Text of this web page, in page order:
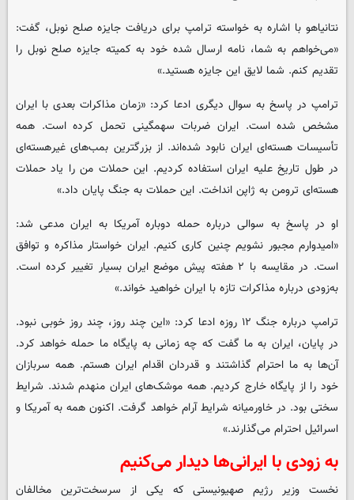
نتانیاهو با اشاره به خواسته ترامپ برای دریافت جایزه صلح نوبل، گفت:
«می‌خواهم به شما، نامه ارسال شده خود به کمیته جایزه صلح نوبل را
تقدیم کنم. شما لایق این جایزه هستید.»
ترامپ در پاسخ به سوال دیگری ادعا کرد: «زمان مذاکرات بعدی با ایران
مشخص شده است. ایران ضربات سهمگینی تحمل کرده است. همه
تأسیسات هسته‌ای ایران نابود شده‌اند. از بزرگترین بمب‌های غیرهسته‌ای
در طول تاریخ علیه ایران استفاده کردیم. این حملات من را یاد حملات
هسته‌ای ترومن به ژاپن انداخت. این حملات به جنگ پایان داد.»
او در پاسخ به سوالی درباره حمله دوباره آمریکا به ایران مدعی شد:
«امیدوارم مجبور نشویم چنین کاری کنیم. ایران خواستار مذاکره و توافق
است. در مقایسه با ۲ هفته پیش موضع ایران بسیار تغییر کرده است.
به‌زودی درباره مذاکرات تازه با ایران خواهید خواند.»
ترامپ درباره جنگ ۱۲ روزه ادعا کرد: «این چند روز، چند روز خوبی نبود.
در پایان، ایران به ما گفت که چه زمانی به پایگاه ما حمله خواهد کرد.
آن‌ها به ما احترام گذاشتند و قدردان اقدام ایران هستم. همه سربازان
خود را از پایگاه خارج کردیم. همه موشک‌های ایران منهدم شدند. شرایط
سختی بود. در خاورمیانه شرایط آرام خواهد گرفت. اکنون همه به آمریکا و
اسرائیل احترام می‌گذارند.»
به زودی با ایرانی‌ها دیدار می‌کنیم
نخست وزیر رژیم صهیونیستی که یکی از سرسخت‌ترین مخالفان